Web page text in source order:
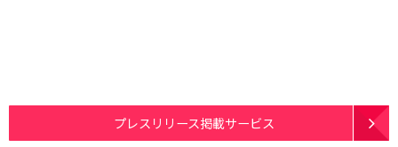
プレスリリース掲載サービス